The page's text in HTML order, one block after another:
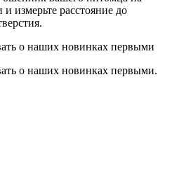
измерьте расстояние до
о наших новинках первыми
о наших новинках первыми.